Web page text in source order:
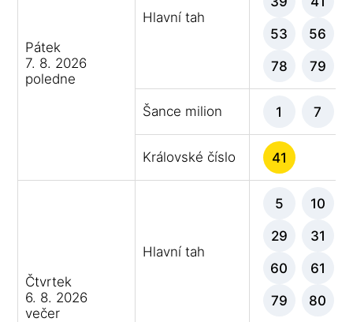
Pátek
7. 8. 2026
poledne
Hlavní tah
53 56
78 79
Šance milion 1 7
Královské číslo 41
Čtvrtek
6. 8. 2026
večer
Hlavní tah
5 10
29 31
60 61
79 80